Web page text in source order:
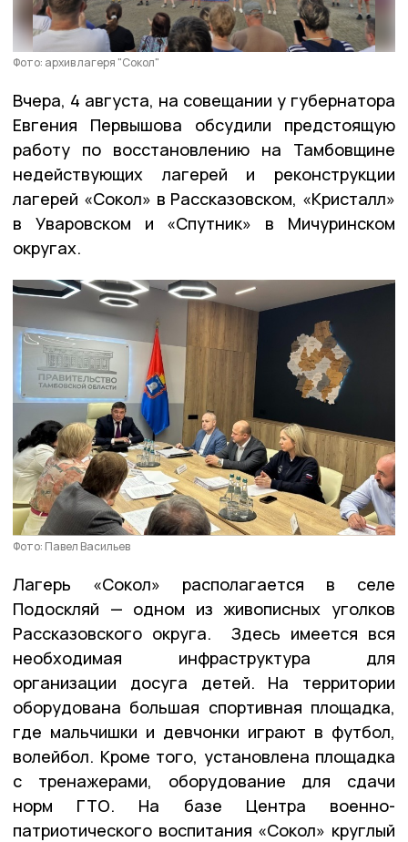
Фото: архив лагеря "Сокол"
Вчера, 4 августа, на совещании у губернатора
Евгения Первышова обсудили предстоящую
работу по восстановлению на Тамбовщине
недействующих лагерей и реконструкции
лагерей «Сокол» в Рассказовском, «Кристалл»
в Уваровском и «Спутник» в Мичуринском
округах.
Фото: Павел Васильев
Лагерь «Сокол» располагается в селе
Подоскляй — одном из живописных уголков
Рассказовского округа. Здесь имеется вся
необходимая инфраструктура для
организации досуга детей. На территории
оборудована большая спортивная площадка,
где мальчишки и девчонки играют в футбол,
волейбол. Кроме того, установлена площадка
с тренажерами, оборудование для сдачи
норм ГТО. На базе Центра военно-
патриотического воспитания «Сокол» круглый